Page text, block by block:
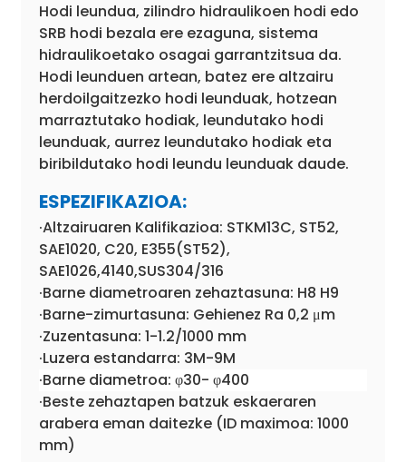
Hodi leundua, zilindro hidraulikoen hodi edo
SRB hodi bezala ere ezaguna, sistema
hidraulikoetako osagai garrantzitsua da.
Hodi leunduen artean, batez ere altzairu
herdoilgaitzezko hodi leunduak, hotzean
marraztutako hodiak, leundutako hodi
leunduak, aurrez leundutako hodiak eta
biribildutako hodi leundu leunduak daude.
ESPEZIFIKAZIOA:
·Altzairuaren Kalifikazioa: STKM13C, ST52,
SAE1020, C20, E355(ST52),
SAE1026,4140,SUS304/316
·Barne diametroaren zehaztasuna: H8 H9
·Barne-zimurtasuna: Gehienez Ra 0,2 μm
·Zuzentasuna: 1-1.2/1000 mm
·Luzera estandarra: 3M-9M
·Barne diametroa: φ30- φ400
·Beste zehaztapen batzuk eskaeraren
arabera eman daitezke (ID maximoa: 1000
mm)